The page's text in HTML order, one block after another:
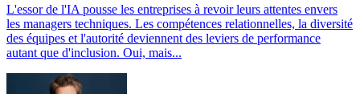
L'essor de l'IA pousse les entreprises à revoir leurs attentes envers
les managers techniques. Les compétences relationnelles, la diversité
des équipes et l'autorité deviennent des leviers de performance
autant que d'inclusion. Oui, mais...